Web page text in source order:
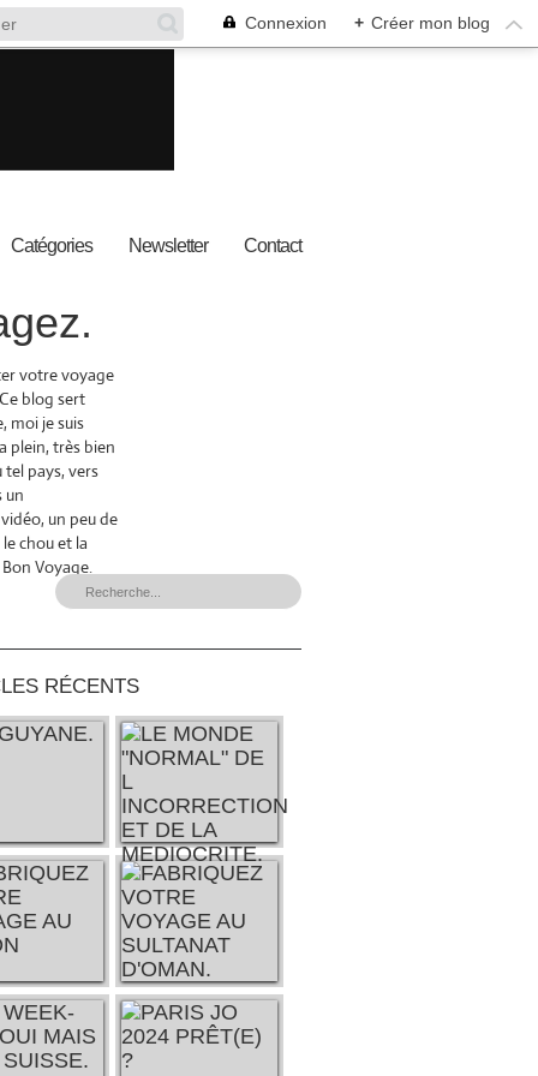
Connexion + Créer mon blog
Catégories Newsletter Contact
votre voyage
blog sert
moi je suis
plein, très bien
pays, vers
un
un peu de
chou et la
Voyage.
RÉCENTS